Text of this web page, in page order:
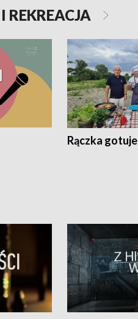
REKREACJA
Rączka gotuje